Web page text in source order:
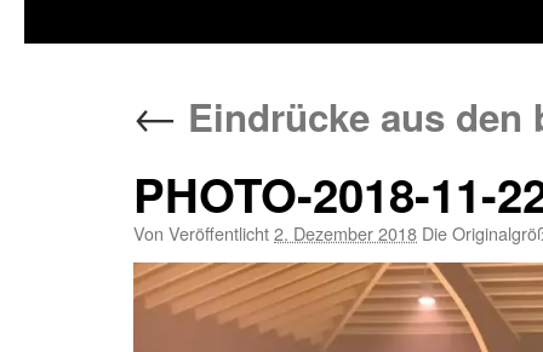
← Eindrücke aus
PHOTO-2018-11-
Von Veröffentlicht2. Dezember 2018 Die